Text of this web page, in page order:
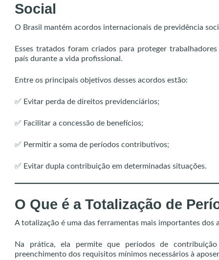
Social
O Brasil mantém acordos internacionais de previdência
Esses tratados foram criados para proteger
país durante a vida profissional.
Entre os principais objetivos desses acordos estão:
✅ Evitar perda de direitos previdenciários;
✅ Facilitar a concessão de benefícios;
✅ Permitir a soma de períodos contributivos;
✅ Evitar dupla contribuição em determinadas situações.
O Que é a Totalização de
A totalização é uma das ferramentas mais importantes dos
Na prática, ela permite que períodos de
preenchimento dos requisitos mínimos necessários à